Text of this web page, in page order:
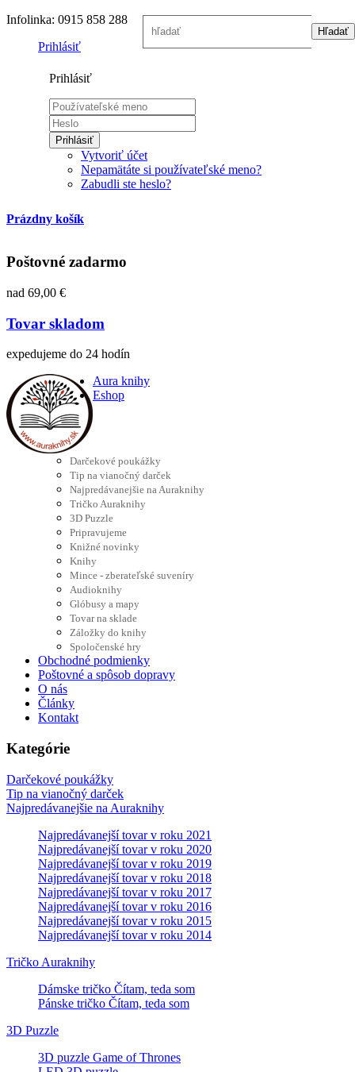
Infolinka: 0915 858 288
Prihlásiť
Prihlásiť
Prihlásiť
Vytvoriť účet
Nepamätáte si používateľské meno?
Zabudli ste heslo?
Prázdny košík
Poštovné zadarmo
nad 69,00 €
Tovar skladom
expedujeme do 24 hodín
Aura knihy
Eshop
Darčekové poukážky
Tip na vianočný darček
Najpredávanejšie na Auraknihy
Tričko Auraknihy
3D Puzzle
Pripravujeme
Knižné novinky
Knihy
Mince - zberateľské suveníry
Audioknihy
Glóbusy a mapy
Tovar na sklade
Záložky do knihy
Spoločenské hry
Obchodné podmienky
Poštovné a spôsob dopravy
O nás
Články
Kontakt
Kategórie
Darčekové poukážky
Tip na vianočný darček
Najpredávanejšie na Auraknihy
Najpredávanejší tovar v roku 2021
Najpredávanejší tovar v roku 2020
Najpredávanejší tovar v roku 2019
Najpredávanejší tovar v roku 2018
Najpredávanejší tovar v roku 2017
Najpredávanejší tovar v roku 2016
Najpredávanejší tovar v roku 2015
Najpredávanejší tovar v roku 2014
Tričko Auraknihy
Dámske tričko Čítam, teda som
Pánske tričko Čítam, teda som
3D Puzzle
3D puzzle Game of Thrones